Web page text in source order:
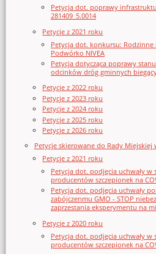
Petycja dot. poprawy
281409_5.0014
Petycje z 2021 roku
Petycja dot. konkursu: Rodzinne
Podwórko NIVEA
Petycja dotycząca poprawy
odcinków dróg gminnych
Petycje z 2022 roku
Petycje z 2023 roku
Petycje z 2024 roku
Petycje z 2025 roku
Petycje z 2026 roku
Petycje skierowane do Rady Miejskiej
Petycje z 2021 roku
Petycja dot. podjęcia uchwały w
producentów szczepionek na
Petycja dot. podjęcia uchwały
zabójczenmu GMO - STOP
zaprzestania eksperymentu na
Petycje z 2020 roku
Petycja dot. podjęcia uchwały w
producentów szczepionek na